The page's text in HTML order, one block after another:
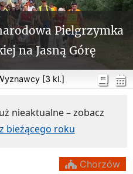
Pielgrzymka
na Jasną Górę
[3 kl.]
nieaktualne – zobacz
bieżącego roku
Chorzów